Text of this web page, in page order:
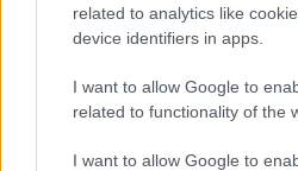
related to analytics like
device identifiers in apps.
I want to allow Google to
related to functionality of the
I want to allow Google to